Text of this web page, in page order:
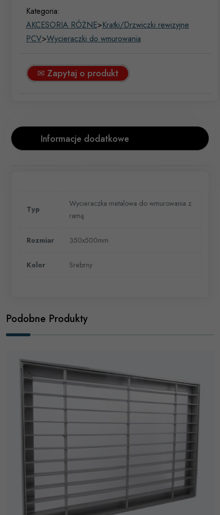
Kategoria:
AKCESORIA RÓŻNE>Kratki/Drzwiczki rewizyjne
PCV>Wycieraczki do wmurowania
✉ Zapytaj o produkt
Informacje dodatkowe
Typ
Wycieraczka metalowa do wmurowania z
ramą
Rozmiar 350x500mm
Kolor Srebrny
Podobne Produkty